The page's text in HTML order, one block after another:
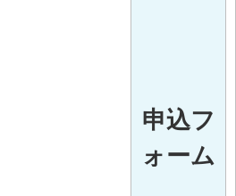
申込フ
ォーム